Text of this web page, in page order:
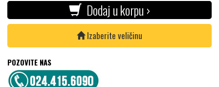
Dodaj u korpu ›
Izaberite veličinu
POZOVITE NAS